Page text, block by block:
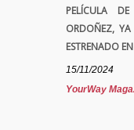
PELÍCULA
ORDOÑEZ,
ESTRENADO
15/11/2024
YourWay